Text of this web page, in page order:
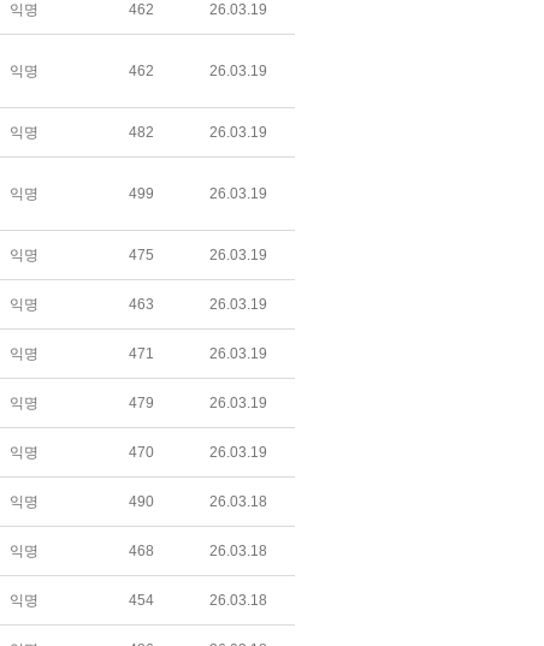
익명 462 26.03.19
익명 462 26.03.19
익명 482 26.03.19
익명 499 26.03.19
익명 475 26.03.19
익명 463 26.03.19
익명 471 26.03.19
익명 479 26.03.19
익명 470 26.03.19
익명 490 26.03.18
익명 468 26.03.18
익명 454 26.03.18